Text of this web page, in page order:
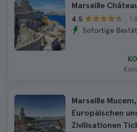
Marseille
4.5
Sofortige
Marseille
Europäischen
Zivilisationen